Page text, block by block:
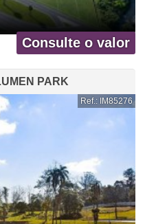
Consulte o valor
PARK
Ref.: IM85276